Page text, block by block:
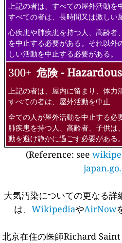
上記の者は、すべての屋外活動を
すべての者は、長時間又は激しい
心疾患や肺疾患を持つ人、高齢者
を中止する必要がある。それ以外
しい活動を中止する必要がある。
300+ 危険 - Hazardous
上記の者は、屋内に留まり、体力
すべての者は、屋外活動を中止
全ての人が屋外活動を中止する必
肺疾患を持つ人、高齢者、子供は
動を避け静かに過ごす必要がある。
(Reference: see
大気汚染についての更なる
は、 WikipediaやAirNow
北京在住の医師Richard